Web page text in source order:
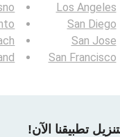
Los Angeles
San Diego
San Jose
San Francisco